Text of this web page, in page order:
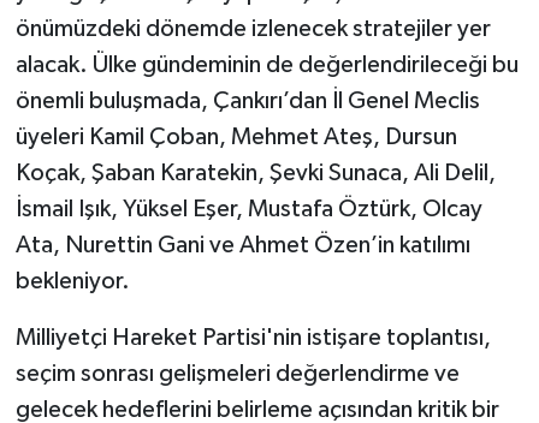
önümüzdeki dönemde izlenecek stratejiler yer
alacak. Ülke gündeminin de değerlendirileceği bu
önemli buluşmada, Çankırı’dan İl Genel Meclis
üyeleri Kamil Çoban, Mehmet Ateş, Dursun
Koçak, Şaban Karatekin, Şevki Sunaca, Ali Delil,
İsmail Işık, Yüksel Eşer, Mustafa Öztürk, Olcay
Ata, Nurettin Gani ve Ahmet Özen’in katılımı
bekleniyor.
Milliyetçi Hareket Partisi'nin istişare toplantısı,
seçim sonrası gelişmeleri değerlendirme ve
gelecek hedeflerini belirleme açısından kritik bir